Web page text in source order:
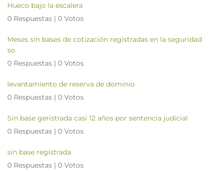
Hueco bajo la escalera
0 Respuestas | 0 Votos
Meses sin bases de cotización registradas en la seguridad
so
0 Respuestas | 0 Votos
levantamiento de reserva de dominio
0 Respuestas | 0 Votos
Sin base geristrada casi 12 años por sentencia judicial
0 Respuestas | 0 Votos
sin base registrada
0 Respuestas | 0 Votos